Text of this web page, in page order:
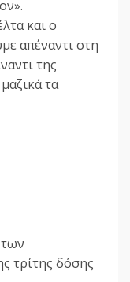
και ο
απέναντι στη
της
τα
τρίτης δόσης